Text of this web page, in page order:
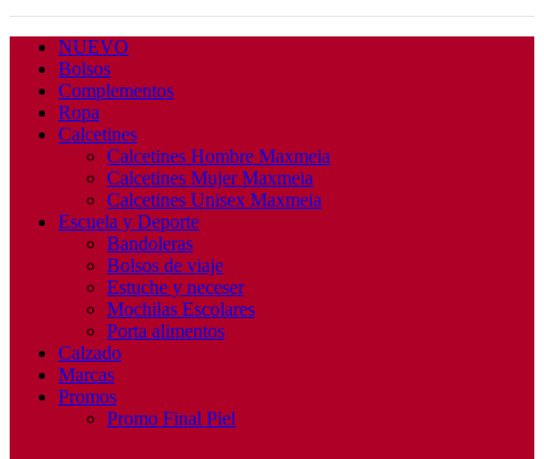
NUEVO
Bolsos
Complementos
Ropa
Calcetines
Calcetines Hombre Maxmeia
Calcetines Mujer Maxmeia
Calcetines Unisex Maxmeia
Escuela y Deporte
Bandoleras
Bolsos de viaje
Estuche y neceser
Mochilas Escolares
Porta alimentos
Calzado
Marcas
Promos
Promo Final Piel